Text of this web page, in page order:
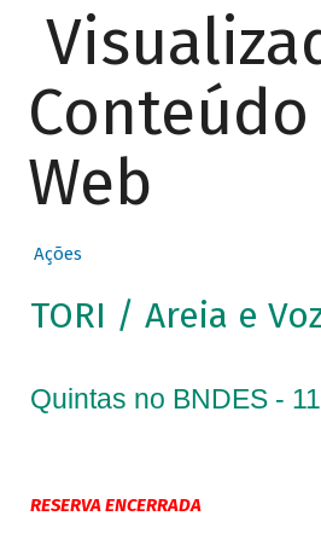
Web
Ações
TORI / Areia e
Quintas no BNDES -
RESERVA ENCERRADA